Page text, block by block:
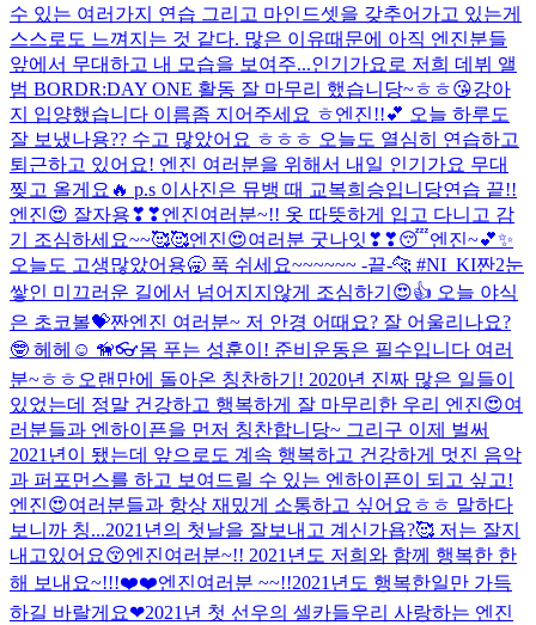
수 있는 여러가지 연습 그리고 마인드셋을 갖추어가고 있는게
스스로도 느껴지는 것 같다. 많은 이유때문에 아직 엔진분들
앞에서 무대하고 내 모습을 보여주...인기가요로 저희 데뷔 앨
범 BORDR:DAY ONE 활동 잘 마무리 했습니당~ㅎㅎ😘강아
지 입양했습니다 이름좀 지어주세요 ㅎ엔진!!💕 오늘 하루도
잘 보냈나용?? 수고 많았어요 ㅎㅎㅎ 오늘도 열심히 연습하고
퇴근하고 있어요! 엔진 여러분을 위해서 내일 인기가요 무대
찢고 올게요🔥 p.s 이사진은 뮤뱅 때 교복희승입니당연습 끝!!
엔진😍 잘자용❣❣엔진여러분~!! 옷 따뜻하게 입고 다니고 감
기 조심하세요~~🥰🥰엔진😍여러분 굿나잇❣❣😴엔진~💕✨
오늘도 고생많았어용🥱 푹 쉬세요~~~~~~ -끝-🐆 #NI_KI짠2눈
쌓인 미끄러운 길에서 넘어지지않게 조심하기😍👍 오늘 야식
은 초코볼💝짠엔진 여러분~ 저 안경 어때요? 잘 어울리나요?
🤓 헤헤☺️ 🦮👓몸 푸는 성훈이! 준비운동은 필수입니다 여러
분~ㅎㅎ 오랜만에 돌아온 칭찬하기! 2020년 진짜 많은 일들이
있었는데 정말 건강하고 행복하게 잘 마무리한 우리 엔진😍여
러분들과 엔하이픈을 먼저 칭찬합니당~ 그리구 이제 벌써
2021년이 됐는데 앞으로도 계속 행복하고 건강하게 멋진 음악
과 퍼포먼스를 하고 보여드릴 수 있는 엔하이픈이 되고 싶고!
엔진😍여러분들과 항상 재밌게 소통하고 싶어요ㅎㅎ 말하다
보니까 칭...2021년의 첫날을 잘보내고 계신가욥?🥰 저는 잘지
내고있어요😚엔진여러분~!! 2021년도 저희와 함께 행복한 한
해 보내요~!!!❤️❤️엔진여러분 ~~!!2021년도 행복한일만 가득
하길 바랄게요❤2021년 첫 선우의 셀카들우리 사랑하는 엔진